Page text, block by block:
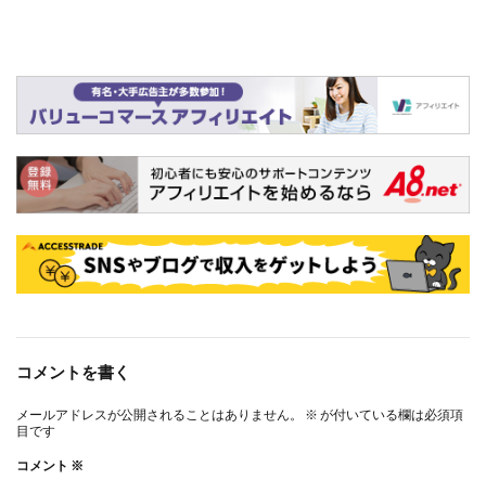
コメントを書く
メールアドレスが公開されることはありません。 ※ が付いている欄は必須項
目です
コメント ※